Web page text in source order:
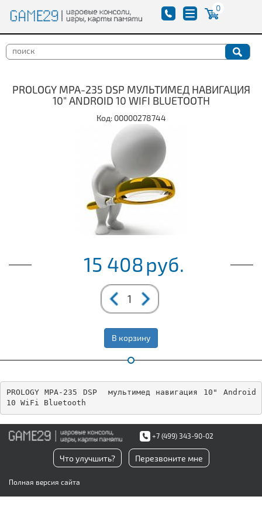
0
PROLOGY MPA-235 DSP МУЛЬТИМЕД НАВИГАЦИЯ
10" ANDROID 10 WIFI BLUETOOTH
Код: 00000278744
15 408руб.
В корзину
PROLOGY MPA-235 DSP  мультимед навигация 10" Android
10 WiFi Bluetooth
+7 (499) 343-90-02
Что улучшить? Перезвоните мне
Полная версия сайта